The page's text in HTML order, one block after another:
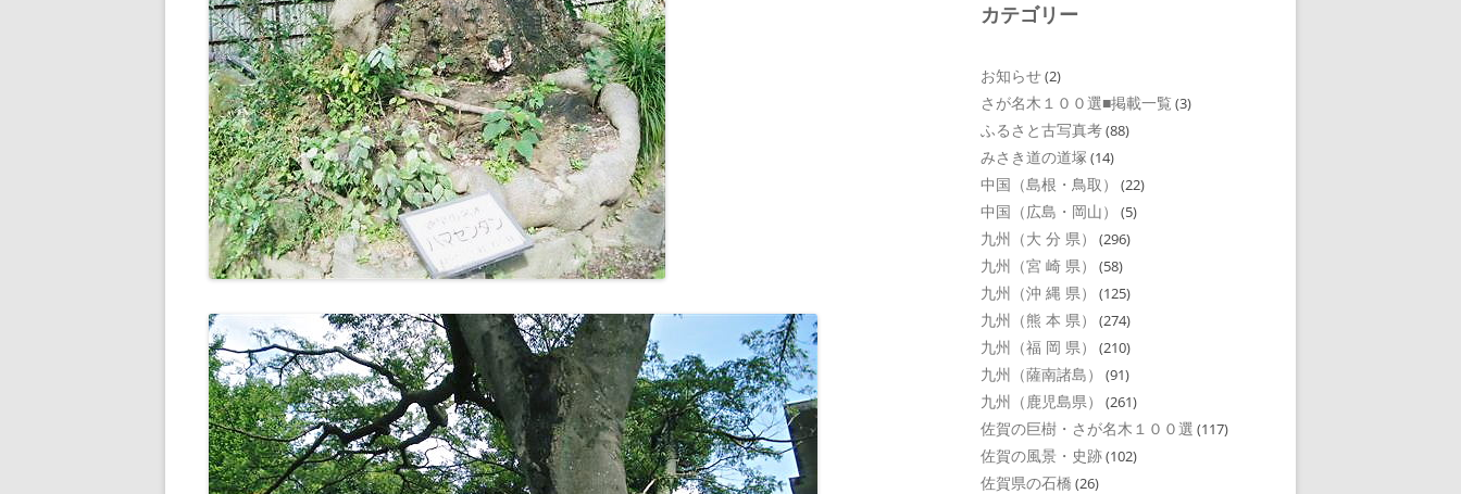
カテゴリー
お知らせ(2)
さが名木１００選■掲載一覧 (3)
ふるさと古写真考(88)
みさき道の道塚 (14)
中国（島根・鳥取） (22)
中国（広島・岡山） (5)
九州（大 分 県） (296)
九州（宮 崎 県） (58)
九州（沖 縄 県） (125)
九州（熊 本 県） (274)
九州（福 岡 県） (210)
九州（薩南諸島） (91)
九州（鹿児島県） (261)
佐賀の巨樹・さが名木１００選 (117)
佐賀の風景・史跡(102)
佐賀県の石橋 (26)